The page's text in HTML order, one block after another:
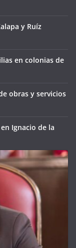
y Ruíz
en colonias de
obras y servicios
Ignacio de la